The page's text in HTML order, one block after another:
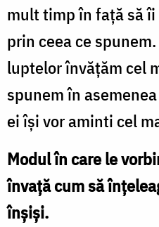
mult timp în faţă să
prin ceea ce
luptelor învăţăm cel
spunem în
ei îşi vor aminti cel
Modul în care le
învaţă cum să
înşişi.